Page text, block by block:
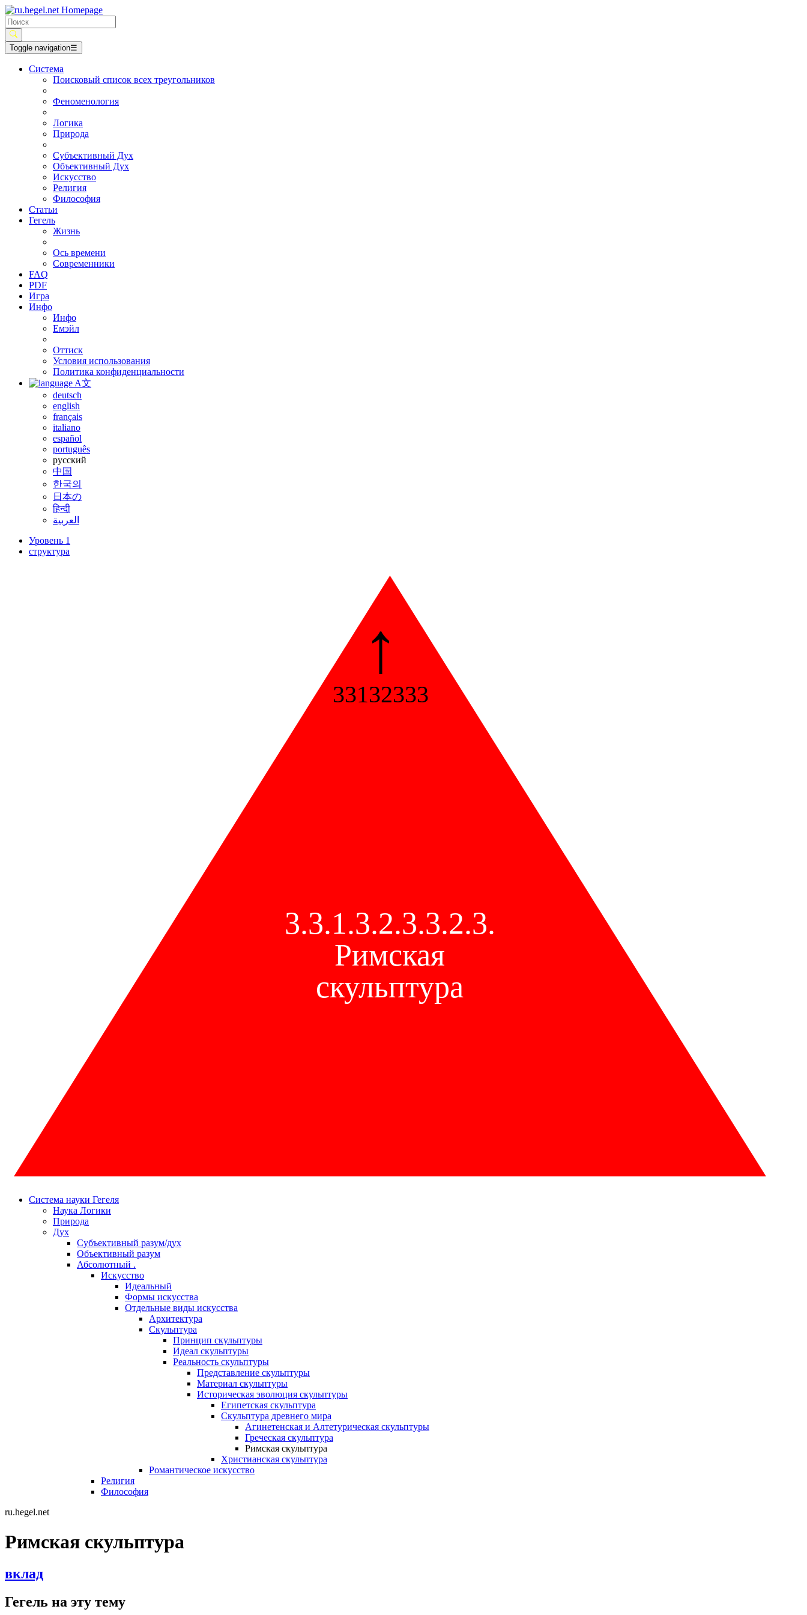
Toggle navigation☰
Система
Поисковый список всех треугольников
Феноменология
Логика
Природа
Субъективный Дух
Объективный Дух
Искусство
Религия
Философия
Статьи
Гегель
Жизнь
Ось времени
Современники
FAQ
PDF
Игра
Инфо
Инфо
Емэйл
Оттиск
Условия использования
Политика конфиденциальности
A文
deutsch
english
français
italiano
español
português
русский
中国
한국의
日本の
हिन्दी
العربية
Уровень 1
структура
3.3.1.3.2.3.3.2.3.
Римская
скульптура
↑
33132333
Система науки Гегеля
Наука Логики
Природа
Дух
Субъективный разум/дух
Объективный разум
Абсолютный .
Искусство
Идеальный
Формы искусства
Отдельные виды искусства
Архитектура
Скульптура
Принцип скульптуры
Идеал скульптуры
Реальность скульптуры
Представление скульптуры
Материал скульптуры
Историческая эволюция скульптуры
Египетская скульптура
Скульптура древнего мира
Агинетенская и Алтетурическая скульптуры
Греческая скульптура
Римская скульптура
Христианская скульптура
Романтическое искусство
Религия
Философия
ru.hegel.net
Римская скульптура
вклад
Гегель на эту тему